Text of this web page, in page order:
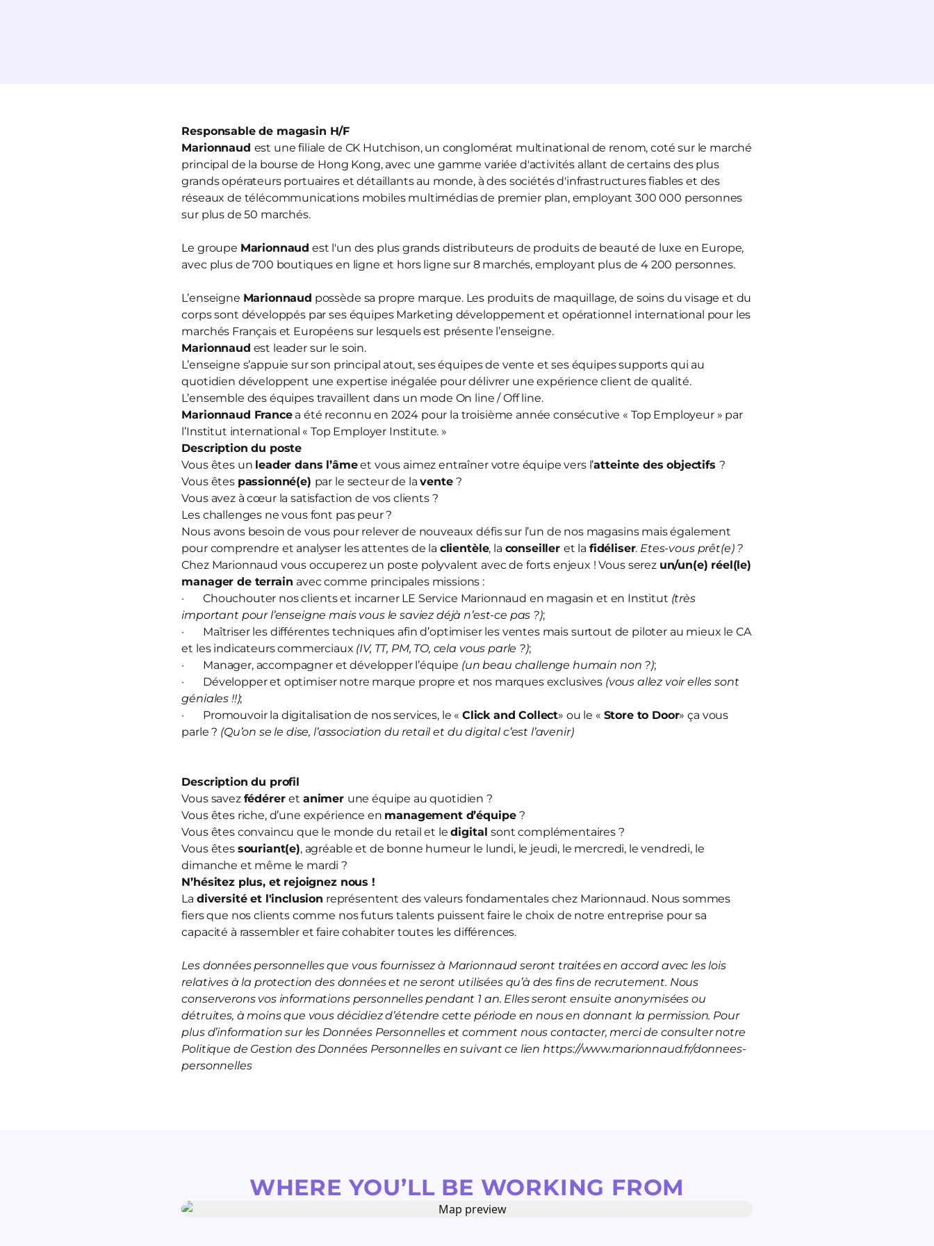
Responsable de magasin H/F
Marionnaud est une filiale de CK Hutchison, un conglomérat multinational de renom, coté sur le marché
principal de la bourse de Hong Kong, avec une gamme variée d'activités allant de certains des plus
grands opérateurs portuaires et détaillants au monde, à des sociétés d'infrastructures fiables et des
réseaux de télécommunications mobiles multimédias de premier plan, employant 300 000 personnes
sur plus de 50 marchés.
Le groupe Marionnaud est l'un des plus grands distributeurs de produits de beauté de luxe en Europe,
avec plus de 700 boutiques en ligne et hors ligne sur 8 marchés, employant plus de 4 200 personnes.
L’enseigne Marionnaud possède sa propre marque. Les produits de maquillage, de soins du visage et du
corps sont développés par ses équipes Marketing développement et opérationnel international pour les
marchés Français et Européens sur lesquels est présente l’enseigne.
Marionnaud est leader sur le soin.
L’enseigne s’appuie sur son principal atout, ses équipes de vente et ses équipes supports qui au
quotidien développent une expertise inégalée pour délivrer une expérience client de qualité.
L’ensemble des équipes travaillent dans un mode On line / Off line.
Marionnaud Francea été reconnu en 2024 pour la troisième année consécutive « Top Employeur » par
l’Institut international « Top Employer Institute. »
Description du poste
Vous êtes un leader dans l’âmeet vous aimez entraîner votre équipe vers l’atteinte des objectifs ?
Vous êtes passionné(e) par le secteur de lavente?
Vous avez à cœur la satisfaction de vos clients ?
Les challenges ne vous font pas peur ?
Nous avons besoin de vous pour relever de nouveaux défis sur l’un de nos magasins mais également
pour comprendre et analyser les attentes de la clientèle, la conseiller et la fidéliser. Etes-vous prêt(e) ?
Chez Marionnaud vous occuperez un poste polyvalent avec de forts enjeux ! Vous serez un/un(e) réel(le)
manager de terrain avec comme principales missions :
· Chouchouter nos clients et incarner LE Service Marionnaud en magasin et en Institut (très
important pour l’enseigne mais vous le saviez déjà n’est-ce pas ?);
· Maîtriser les différentes techniques afin d’optimiser les ventes mais surtout de piloter au mieux le CA
et les indicateurs commerciaux (IV, TT, PM, TO, cela vous parle ?);
· Manager, accompagner et développer l’équipe (un beau challenge humain non ?);
· Développer et optimiser notre marque propre et nos marques exclusives (vous allez voir elles sont
géniales !!);
· Promouvoir la digitalisation de nos services, le « Click and Collect» ou le « Store to Door» ça vous
parle ? (Qu’on se le dise, l’association du retail et du digital c’est l’avenir)
Description du profil
Vous savez fédéreret animer une équipe au quotidien ?
Vous êtes riche, d’une expérience en management d’équipe?
Vous êtes convaincu que le monde du retail et ledigitalsont complémentaires ?
Vous êtes souriant(e), agréable et de bonne humeur le lundi, le jeudi, le mercredi, le vendredi, le
dimanche et même le mardi ?
N’hésitez plus, et rejoignez nous !
La diversité et l'inclusion représentent des valeurs fondamentales chez Marionnaud. Nous sommes
fiers que nos clients comme nos futurs talents puissent faire le choix de notre entreprise pour sa
capacité à rassembler et faire cohabiter toutes les différences.
Les données personnelles que vous fournissez à Marionnaud seront traitées en accord avec les lois
relatives à la protection des données et ne seront utilisées qu’à des fins de recrutement. Nous
conserverons vos informations personnelles pendant 1 an. Elles seront ensuite anonymisées ou
détruites, à moins que vous décidiez d’étendre cette période en nous en donnant la permission. Pour
plus d’information sur les Données Personnelles et comment nous contacter, merci de consulter notre
Politique de Gestion des Données Personnelles en suivant ce lien https://www.marionnaud.fr/donnees-
personnelles
WHERE YOU’LL BE WORKING FROM